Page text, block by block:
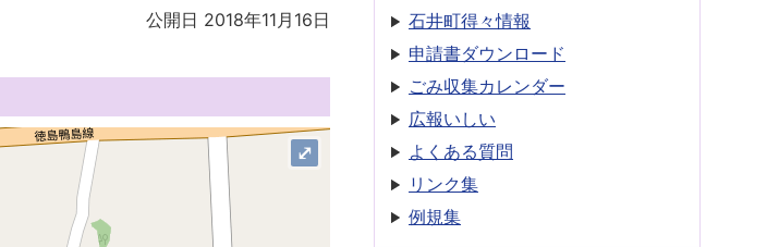
公開日 2018年11月16日
⤢
石井町得々情報
申請書ダウンロード
ごみ収集カレンダー
広報いしい
よくある質問
リンク集
例規集